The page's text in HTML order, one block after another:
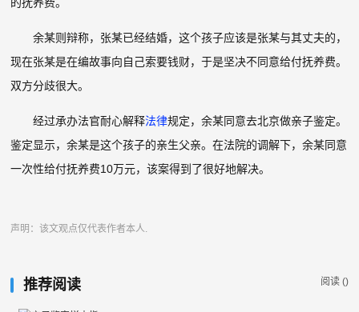
余某则辩称，张某已经结婚，这个孩子应该是张某与其丈夫的，
现在张某是在编故事向自己索要钱财，于是坚决不同意给付抚养费。
双方分歧很大。
经过承办法官耐心解释法律规定，余某同意去北京做亲子鉴定。
鉴定显示，余某是这个孩子的亲生父亲。在法院的调解下，余某同意
一次性给付抚养费10万元，该案得到了很好地解决。
声明：该文观点仅代表作者本人.
阅读 ()
推荐阅读